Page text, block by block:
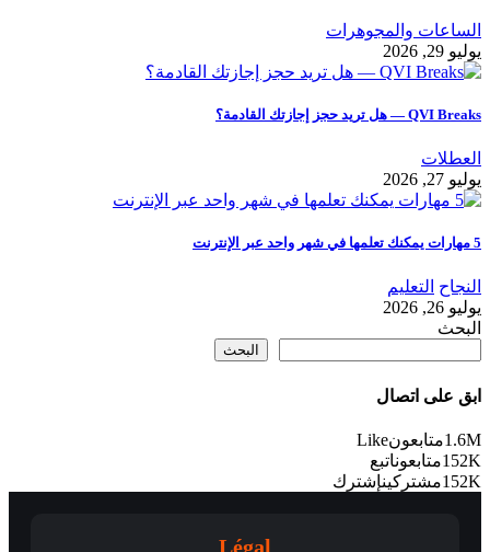
الساعات والمجوهرات
يوليو 29, 2026
QVI Breaks — هل تريد حجز إجازتك القادمة؟
العطلات
يوليو 27, 2026
5 مهارات يمكنك تعلمها في شهر واحد عبر الإنترنت
النجاح التعليم
يوليو 26, 2026
البحث
البحث
ابق على اتصال
1.6MمتابعونLike
152Kمتابعوناتبع
152Kمشتركينإشترك
Légal